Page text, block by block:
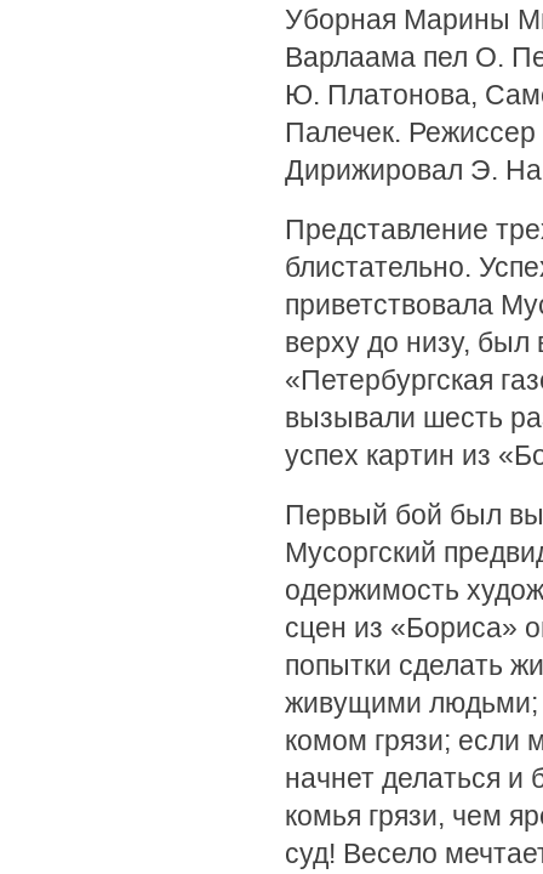
Уборная Марины
Варлаама пел О.
Ю. Платонова,
Палечек.
Дирижировал Э.
Представление
блистательно.
приветствовала
верху до низу,
«Петербургская
вызывали шесть
успех картин из
Первый бой был
Мусоргский
одержимость
сцен из «Бориса»
попытки сделать
живущими людьми;
комом грязи;
начнет делаться и
комья грязи, чем
суд! Весело